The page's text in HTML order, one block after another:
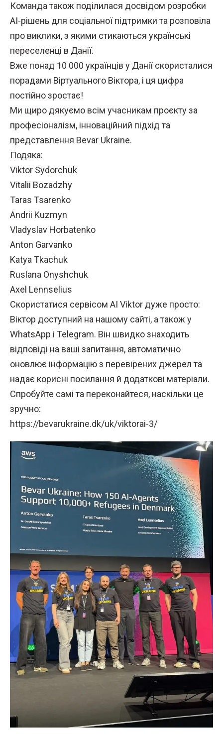
Команда також поділилася досвідом розробки
AI-рішень для соціальної підтримки та розповіла
про виклики, з якими стикаються українські
переселенці в Данії.
Вже понад 10 000 українців у Данії скористалися
порадами Віртуального Віктора, і ця цифра
постійно зростає!
Ми щиро дякуємо всім учасникам проєкту за
професіоналізм, інноваційний підхід та
представлення Bevar Ukraine.
Подяка:
Viktor Sydorchuk
Vitalii Bozadzhy
Taras Tsarenko
Andrii Kuzmyn
Vladyslav Horbatenko
Anton Garvanko
Katya Tkachuk
Ruslana Onyshchuk
Axel Lennselius
Скористатися сервісом AI Viktor дуже просто:
Віктор доступний на нашому сайті, а також у
WhatsApp і Telegram. Він швидко знаходить
відповіді на ваші запитання, автоматично
оновлює інформацію з перевірених джерел та
надає корисні посилання й додаткові матеріали.
Спробуйте самі та переконайтеся, наскільки це
зручно:
https://bevarukraine.dk/uk/viktorai-3/